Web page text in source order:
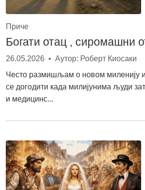
Приче
Богати отац , сиромашни
26.05.2026 • Аутор: Роберт Киосаки
Често размишљам о новом миленију
се догодити када милијунима људи
и медицинс...